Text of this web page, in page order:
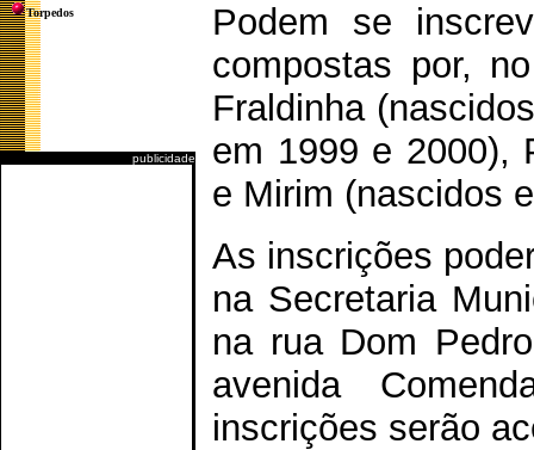
Torpedos
publicidade
Podem se
compostas por,
Fraldinha
em 1999 e 2000),
e Mirim (nascidos
As inscrições
na Secretaria
na rua Dom
avenida
inscrições serão